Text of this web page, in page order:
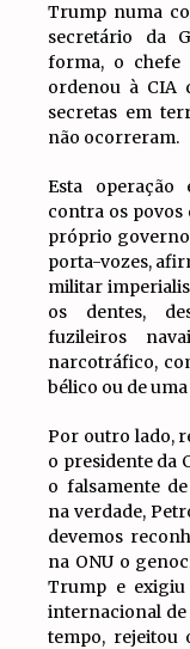
Trump numa
secretário da
forma, o chefe
ordenou à CIA
secretas em
não ocorreram.
Esta operação
contra os povos
próprio
porta-vozes,
militar
os dentes,
fuzileiros
narcotráfico,
bélico ou de
Por outro lado,
o presidente da
o falsamente
na verdade,
devemos
na ONU o
Trump e
internacional de
tempo, rejeitou